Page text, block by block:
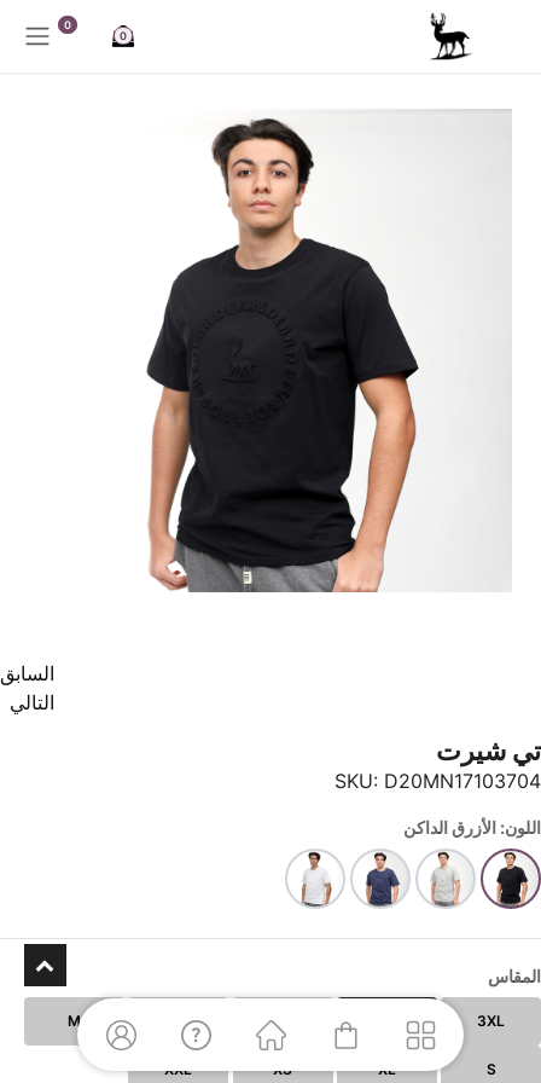
تخطي للذهاب إلى المحتوى
0
0
السابق
التالي
تي شيرت
SKU: D20MN17103704
اللون: الأزرق الداكن
المقاس
3XL
5XL
M
S
XL
XS
XXL